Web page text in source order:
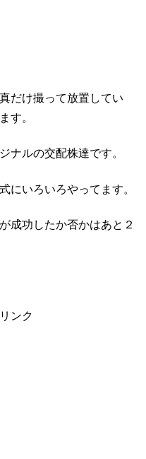
だけ撮って放置してい
す。
ナルの交配株達です。
にいろいろやってます。
成功したか否かはあと２
ンク